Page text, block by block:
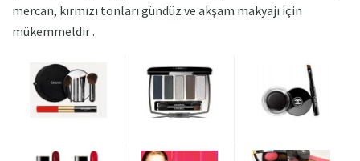
mercan, kırmızı tonları gündüz ve akşam makyajı için
mükemmeldir .